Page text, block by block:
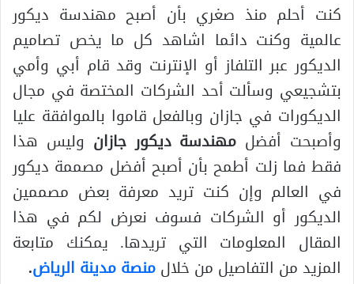
كنت أحلم منذ صغري بأن أصبح مهندسة ديكور
عالمية وكنت دائما اشاهد كل ما يخص تصاميم
الديكور عبر التلفاز أو الإنترنت وقد قام أبي وأمي
بتشجيعي وسألت أحد الشركات المختصة في مجال
الديكورات في جازان وبالفعل قاموا بالموافقة عليا
وأصبحت أفضل مهندسة ديكور جازان وليس هذا
فقط فما زلت أطمح بأن أصبح أفضل مصممة ديكور
في العالم وإن كنت تريد معرفة بعض مصممين
الديكور أو الشركات فسوف نعرض لكم في هذا
المقال المعلومات التي تريدها. يمكنك متابعة
المزيد من التفاصيل من خلالمنصة مدينة الرياض.